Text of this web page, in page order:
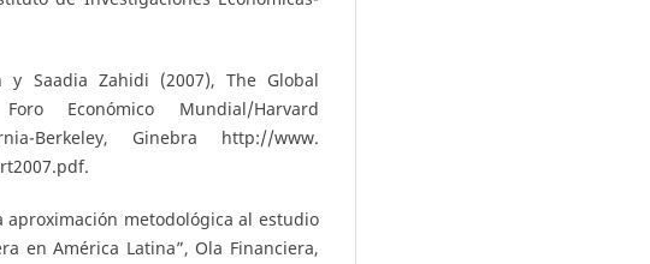
y Saadia Zahidi (2007), The Global
Económico Mundial/Harvard
Berkeley, Ginebra http://www.
aproximación metodológica al estudio
en América Latina”, Ola Financiera,